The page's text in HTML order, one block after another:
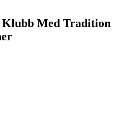
Med Tradition